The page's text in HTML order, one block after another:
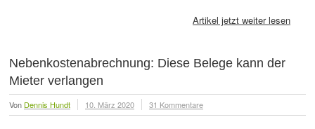
Artikel jetzt weiter lesen
Nebenkostenabrechnung: Diese Belege kann der
Mieter verlangen
Von Dennis Hundt 10. März 2020 31 Kommentare